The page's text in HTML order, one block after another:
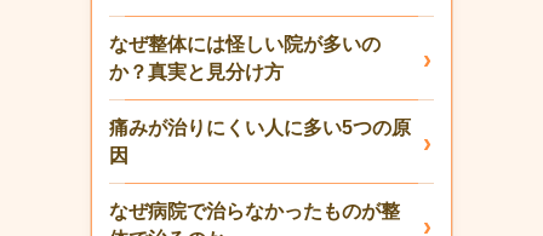
なぜ整体には怪しい院が多いの
か？真実と見分け方
痛みが治りにくい人に多い5つの原
因
なぜ病院で治らなかったものが整